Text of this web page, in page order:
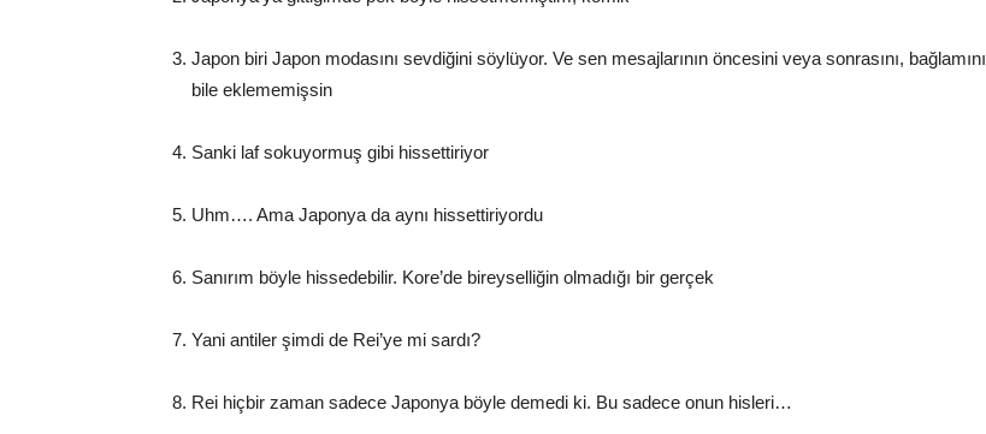
Japon biri Japon modasını sevdiğini söylüyor. Ve sen mesajlarının öncesini veya sonrasını, bağlamını
bile eklememişsin
Sanki laf sokuyormuş gibi hissettiriyor
Uhm…. Ama Japonya da aynı hissettiriyordu
Sanırım böyle hissedebilir. Kore’de bireyselliğin olmadığı bir gerçek
Yani antiler şimdi de Rei’ye mi sardı?
Rei hiçbir zaman sadece Japonya böyle demedi ki. Bu sadece onun hisleri…